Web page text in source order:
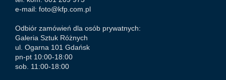
e-mail: foto@kfp.com.pl
Odbiór zamówień dla osób prywatnych:
Galeria Sztuk Różnych
ul. Ogarna 101 Gdańsk
pn-pt 10:00-18:00
sob. 11:00-18:00